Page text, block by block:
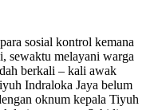
sosial kontrol kemana
sewaktu melayani warga
berkali – kali awak
Indraloka Jaya belum
oknum kepala Tiyuh